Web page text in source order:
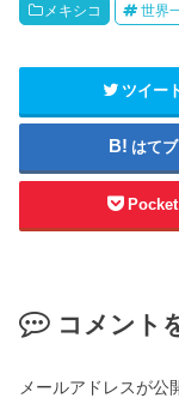
メキシコ 世界
ツイー
はてブ
Pocket
コメント
メールアドレスが公